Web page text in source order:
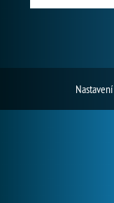
Nastavení